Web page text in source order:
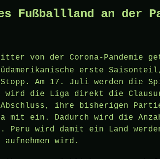
Fußballland an der
bitter von der Corona-Pandemie
erste
Am 17. Juli werden die
wird die Liga direkt die
ihre bisherigen
mit ein. Dadurch wird die
Peru wird damit ein Land
wird.